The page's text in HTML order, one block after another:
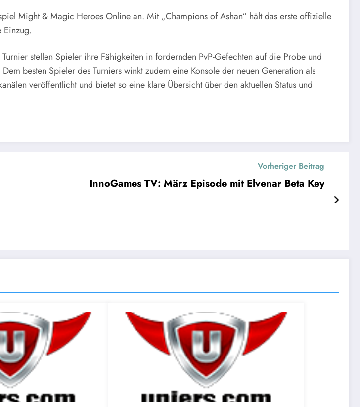
Might & Magic Heroes Online an. Mit „Champions of Ashan“ hält das erste offizielle
Einzug.
stellen Spieler ihre Fähigkeiten in fordernden PvP-Gefechten auf die Probe und
besten Spieler des Turniers winkt zudem eine Konsole der neuen Generation als
veröffentlicht und bietet so eine klare Übersicht über den aktuellen Status und
Vorheriger Beitrag
InnoGames TV: März Episode mit Elvenar Beta Key